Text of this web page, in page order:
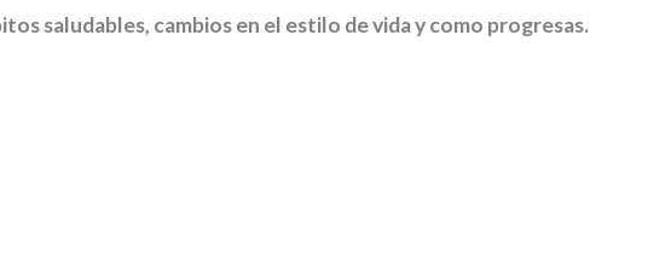
saludables, cambios en el estilo de vida y como progresas.